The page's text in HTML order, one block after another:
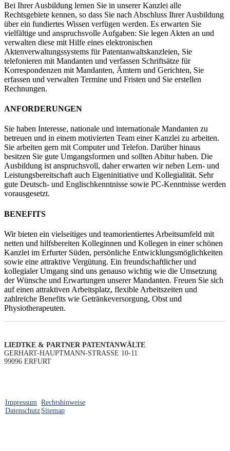
Bei Ihrer Ausbildung lernen Sie in unserer Kanzlei alle
Rechtsgebiete kennen, so dass Sie nach Abschluss Ihrer Ausbildung
über ein fundiertes Wissen verfügen werden. Es erwarten Sie
vielfältige und anspruchsvolle Aufgaben: Sie legen Akten an und
verwalten diese mit Hilfe eines elektronischen
Aktenverwaltungssystems für Patentanwaltskanzleien, Sie
telefonieren mit Mandanten und verfassen Schriftsätze für
Korrespondenzen mit Mandanten, Ämtern und Gerichten, Sie
erfassen und verwalten Termine und Fristen und Sie erstellen
Rechnungen.
ANFORDERUNGEN
Sie haben Interesse, nationale und internationale Mandanten zu
betreuen und in einem motivierten Team einer Kanzlei zu arbeiten.
Sie arbeiten gern mit Computer und Telefon. Darüber hinaus
besitzen Sie gute Umgangsformen und sollten Abitur haben. Die
Ausbildung ist anspruchsvoll, daher erwarten wir neben Lern- und
Leistungsbereitschaft auch Eigeninitiative und Kollegialität. Sehr
gute Deutsch- und Englischkenntnisse sowie PC-Kenntnisse werden
vorausgesetzt.
BENEFITS
Wir bieten ein vielseitiges und teamorientiertes Arbeitsumfeld mit
netten und hilfsbereiten Kolleginnen und Kollegen in einer schönen
Kanzlei im Erfurter Süden, persönliche Entwicklungsmöglichkeiten
sowie eine attraktive Vergütung. Ein freundschaftlicher und
kollegialer Umgang sind uns genauso wichtig wie die Umsetzung
der Wünsche und Erwartungen unserer Mandanten. Freuen Sie sich
auf einen attraktiven Arbeitsplatz, flexible Arbeitszeiten und
zahlreiche Benefits wie Getränkeversorgung, Obst und
Physiotherapeuten.
LIEDTKE & PARTNER PATENTANWÄLTE
GERHART-HAUPTMANN-STRASSE 10-11
99096 ERFURT
Impressum
Datenschutz
Rechtshinweise
Sitemap